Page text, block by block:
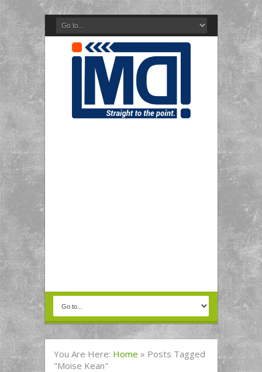
You Are Here: Home » Posts Tagged
"Moise Kean"